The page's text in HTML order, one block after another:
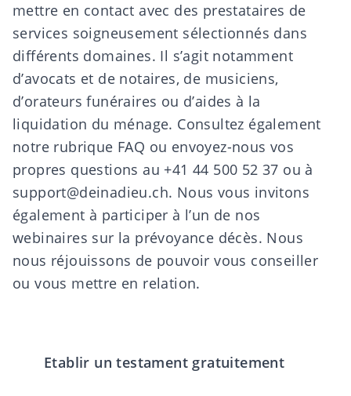
mettre en contact avec des prestataires de
services soigneusement sélectionnés dans
différents domaines. Il s’agit notamment
d’avocats et de notaires, de musiciens,
d’orateurs funéraires ou d’aides à la
liquidation du ménage. Consultez également
notre rubrique FAQ ou envoyez-nous vos
propres questions au +41 44 500 52 37 ou à
support@deinadieu.ch. Nous vous invitons
également à participer à l’un de nos
webinaires sur la prévoyance décès. Nous
nous réjouissons de pouvoir vous conseiller
ou vous mettre en relation.
Etablir un testament gratuitement